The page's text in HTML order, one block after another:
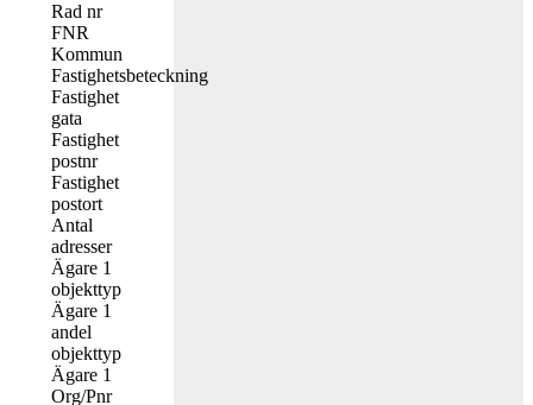
Rad nr
FNR
Kommun
Fastighetsbeteckning
Fastighet
gata
Fastighet
postnr
Fastighet
postort
Antal
adresser
Ägare 1
objekttyp
Ägare 1
andel
objekttyp
Ägare 1
Org/Pnr